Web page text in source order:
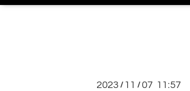
2023 / 11 / 07 11:57